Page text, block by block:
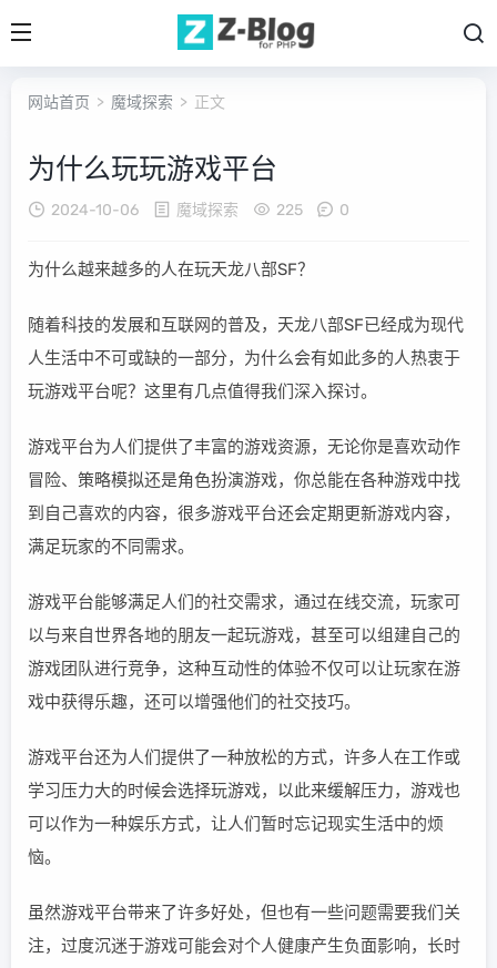
网站首页 > 魔域探索 > 正文
为什么玩玩游戏平台
2024-10-06 魔域探索 225 0
为什么越来越多的人在玩天龙八部SF？
随着科技的发展和互联网的普及，天龙八部SF已经成为现代
人生活中不可或缺的一部分，为什么会有如此多的人热衷于
玩游戏平台呢？这里有几点值得我们深入探讨。
游戏平台为人们提供了丰富的游戏资源，无论你是喜欢动作
冒险、策略模拟还是角色扮演游戏，你总能在各种游戏中找
到自己喜欢的内容，很多游戏平台还会定期更新游戏内容，
满足玩家的不同需求。
游戏平台能够满足人们的社交需求，通过在线交流，玩家可
以与来自世界各地的朋友一起玩游戏，甚至可以组建自己的
游戏团队进行竞争，这种互动性的体验不仅可以让玩家在游
戏中获得乐趣，还可以增强他们的社交技巧。
游戏平台还为人们提供了一种放松的方式，许多人在工作或
学习压力大的时候会选择玩游戏，以此来缓解压力，游戏也
可以作为一种娱乐方式，让人们暂时忘记现实生活中的烦
恼。
虽然游戏平台带来了许多好处，但也有一些问题需要我们关
注，过度沉迷于游戏可能会对个人健康产生负面影响，长时